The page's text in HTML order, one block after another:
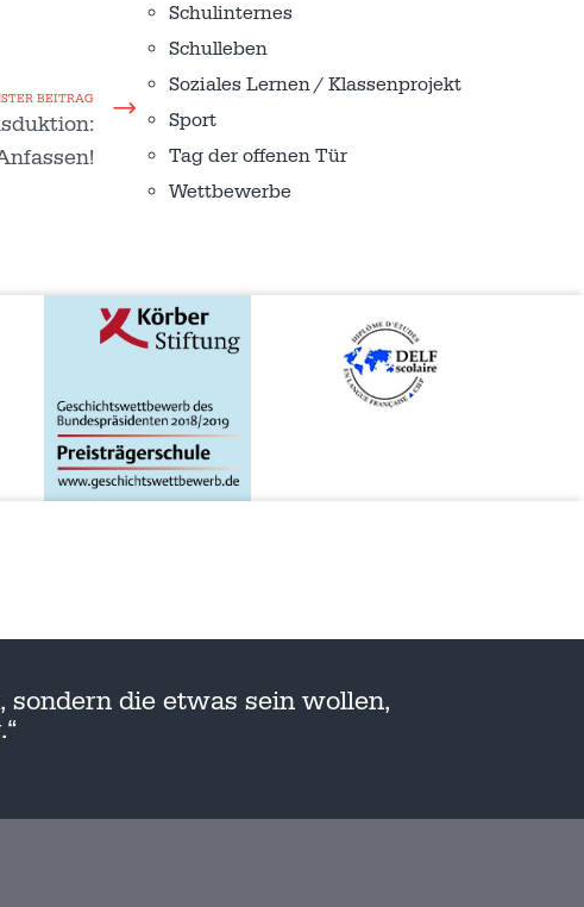
BEITRAG
Schulinternes
Schulleben
Soziales Lernen / Klassenprojekt
Sport
Tag der offenen Tür
Wettbewerbe
die etwas sein wollen,